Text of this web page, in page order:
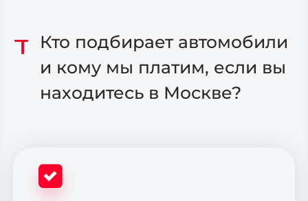
Кто подбирает автомобили
и кому мы платим, если вы
находитесь в Москве?